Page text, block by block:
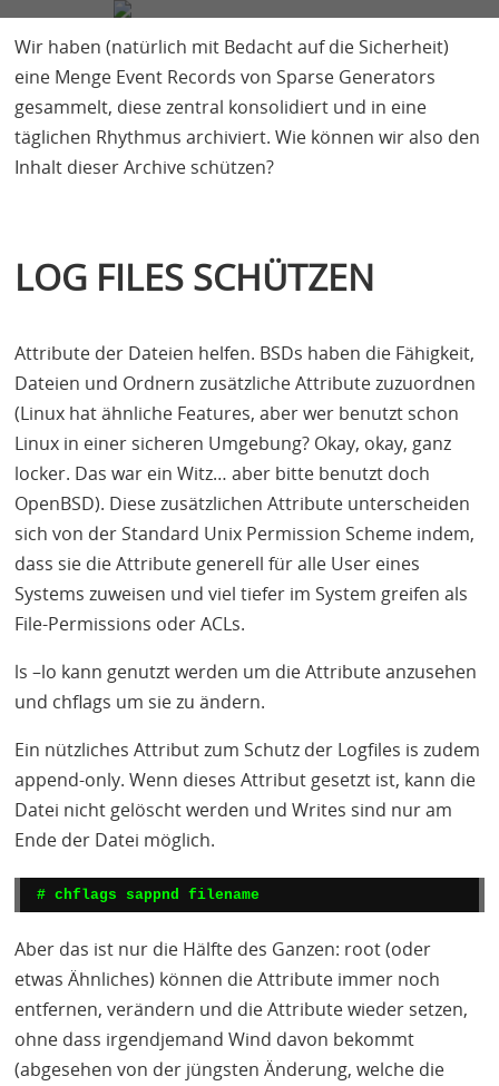
Rocco Gagliardi 6 Minuten
Wir haben (natürlich mit Bedacht auf die Sicherheit)
eine Menge Event Records von Sparse Generators
gesammelt, diese zentral konsolidiert und in eine
täglichen Rhythmus archiviert. Wie können wir also den
Inhalt dieser Archive schützen?
LOG FILES SCHÜTZEN
Attribute der Dateien helfen. BSDs haben die Fähigkeit,
Dateien und Ordnern zusätzliche Attribute zuzuordnen
(Linux hat ähnliche Features, aber wer benutzt schon
Linux in einer sicheren Umgebung? Okay, okay, ganz
locker. Das war ein Witz… aber bitte benutzt doch
OpenBSD). Diese zusätzlichen Attribute unterscheiden
sich von der Standard Unix Permission Scheme indem,
dass sie die Attribute generell für alle User eines
Systems zuweisen und viel tiefer im System greifen als
File-Permissions oderACLs.
ls –lo kann genutzt werden um die Attribute anzusehen
und chflags um sie zu ändern.
Ein nützliches Attribut zum Schutz der Logfiles is zudem
append-only. Wenn dieses Attribut gesetzt ist, kann die
Datei nicht gelöscht werden und Writes sind nur am
Ende der Datei möglich.
# chflags sappnd filename
Aber das ist nur die Hälfte des Ganzen: root (oder
etwas Ähnliches) können die Attribute immer noch
entfernen, verändern und die Attribute wieder setzen,
ohne dass irgendjemand Wind davon bekommt
(abgesehen von der jüngsten Änderung, welche die